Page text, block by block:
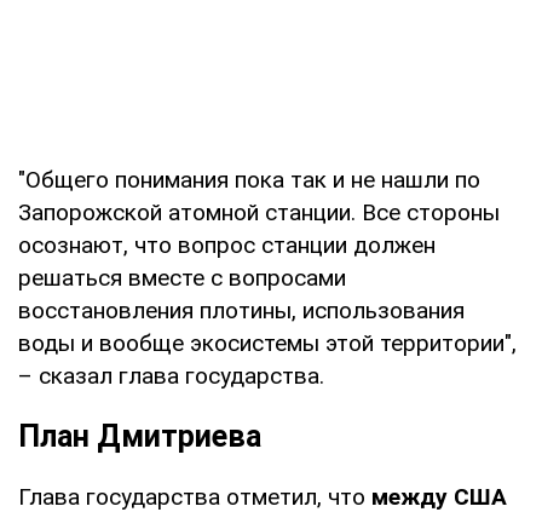
"Общего понимания пока так и не нашли по
Запорожской атомной станции. Все стороны
осознают, что вопрос станции должен
решаться вместе с вопросами
восстановления плотины, использования
воды и вообще экосистемы этой территории",
– сказал глава государства.
План Дмитриева
Глава государства отметил, что между США